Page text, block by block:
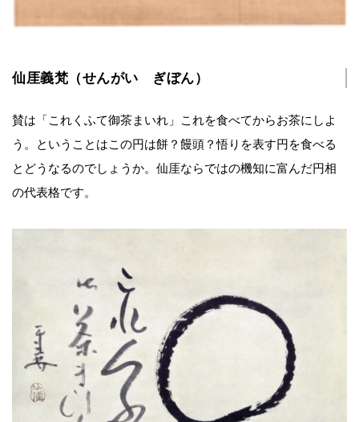
仙厓義梵（せんがい ぎぼん）
賛は「これくふて御茶まいれ」これを食べてからお茶にしよ
う。ということはこの円は餅？饅頭？悟りを表す円を食べる
とどうなるのでしょうか。仙厓ならではの機知に富んだ円相
の代表格です。